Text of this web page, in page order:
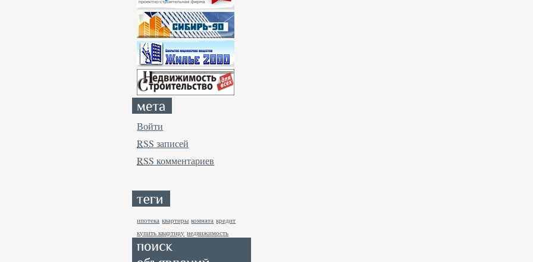
Войти
RSS записей
RSS комментариев
ипотека квартиры комната кредит
купить квартиру недвижимость